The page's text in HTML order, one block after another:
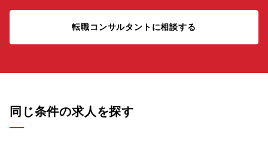
転職コンサルタントに相談する
同じ条件の求人を探す